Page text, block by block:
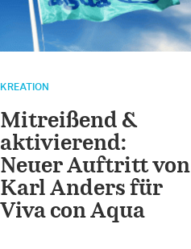
KREATION
Mitreißend &
aktivierend:
Neuer Auftritt von
Karl Anders für
Viva con Aqua